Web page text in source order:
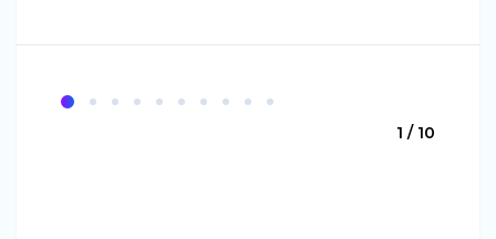
1 / 10